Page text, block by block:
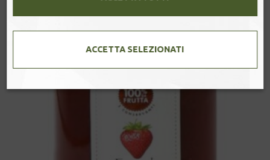
ACCETTA SELEZIONATI